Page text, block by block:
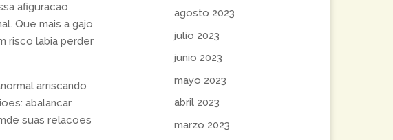
afiguracao
Que mais a gajo
risco labia perder
arriscando
abalancar
suas relacoes
agosto 2023
julio 2023
junio 2023
mayo 2023
abril 2023
marzo 2023